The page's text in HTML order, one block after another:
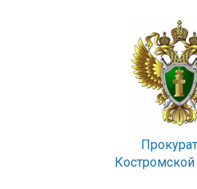
Костромской